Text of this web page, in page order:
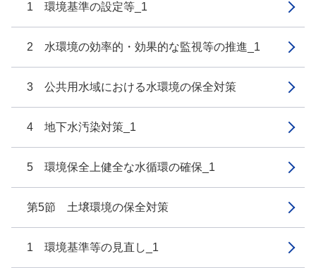
1 環境基準の設定等_1
2 水環境の効率的・効果的な監視等の推進_1
3 公共用水域における水環境の保全対策
4 地下水汚染対策_1
5 環境保全上健全な水循環の確保_1
第5節 土壌環境の保全対策
1 環境基準等の見直し_1